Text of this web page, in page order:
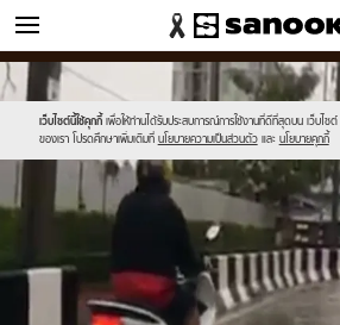
ข่าว
เว็บไซต์นี้ใช้คุกกี้ เพื่อให้ท่านได้รับประสบการณ์การใช้งานที่ดีที่สุดบน เว็บไซต์
ของเรา โปรดศึกษาเพิ่มเติมที่ นโยบายความเป็นส่วนตัว และ นโยบายคุกกี้
Sanook
//s.isanook.com/sr/0/images/logo-
new-
sanook.png
600
60
//s.isanook.com/ns/0/ud/375/1875822/649924-
01.jpg